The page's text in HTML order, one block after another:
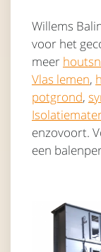
Willems
voor het
meer
Vlas lemen,
potgrond,
enzovoort.
een